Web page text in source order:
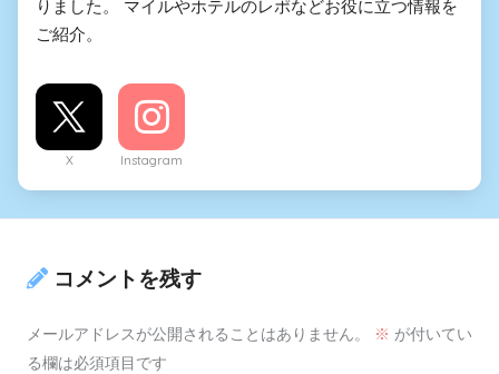
りました。 マイルやホテルのレポなどお役に立つ情報を
ご紹介。
X Instagram
コメントを残す
メールアドレスが公開されることはありません。 ※ が付いてい
る欄は必須項目です